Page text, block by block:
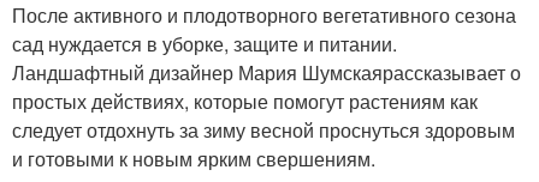
После активного и плодотворного вегетативного сезона
сад нуждается в уборке, защите и питании.
Ландшафтный дизайнер Мария Шумскаярассказывает о
простых действиях, которые помогут растениям как
следует отдохнуть за зиму весной проснуться здоровым
и готовыми к новым ярким свершениям.